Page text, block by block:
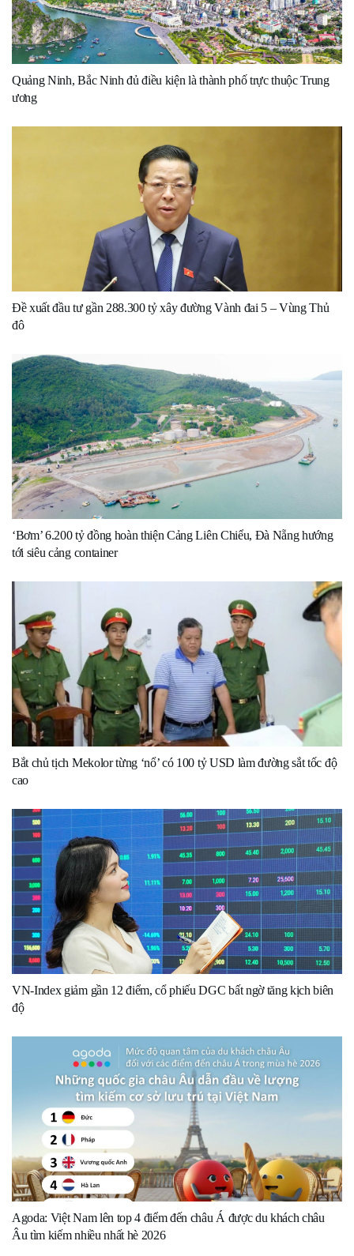
Quảng Ninh, Bắc Ninh đủ điều kiện là thành phố trực thuộc Trung
ương
Đề xuất đầu tư gần 288.300 tỷ xây đường Vành đai 5 – Vùng Thủ
đô
‘Bơm’ 6.200 tỷ đồng hoàn thiện Cảng Liên Chiểu, Đà Nẵng hướng
tới siêu cảng container
Bắt chủ tịch Mekolor từng ‘nổ’ có 100 tỷ USD làm đường sắt tốc độ
cao
VN-Index giảm gần 12 điểm, cổ phiếu DGC bất ngờ tăng kịch biên
độ
Agoda: Việt Nam lên top 4 điểm đến châu Á được du khách châu
Âu tìm kiếm nhiều nhất hè 2026